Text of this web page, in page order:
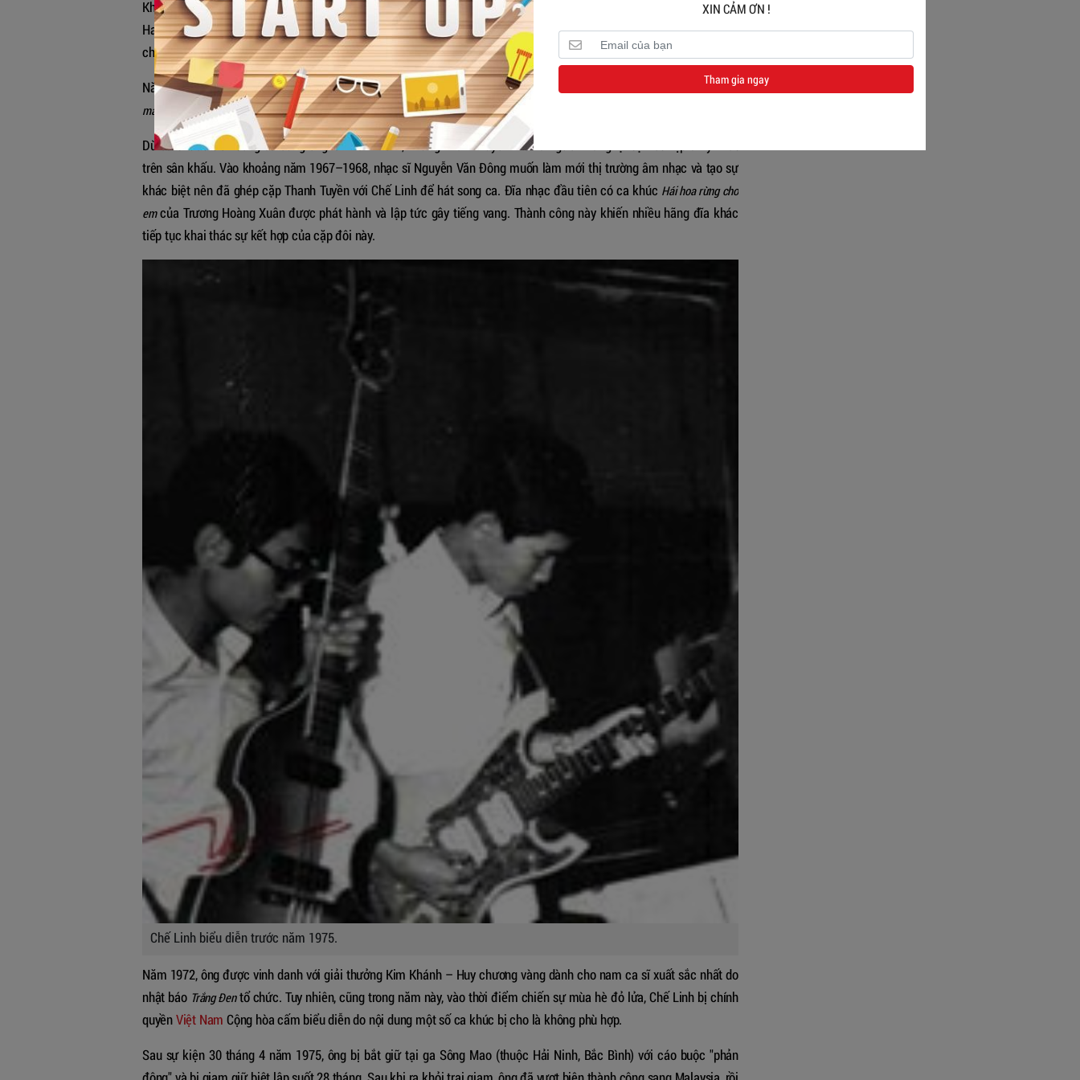
Khoảng một năm sau, Châu Kỳ và Trúc Phương tìm gặp lại Chế Linh, khuyên ông trở về Sài Gòn để tiếp tục sự nghiệp.
Hai nhạc sĩ này đã sáng tác riêng cho ông nhiều ca khúc mang chủ đề người lính, nhưng không gắn liền với một binh
chủng cụ thể, với ca từ mộc mạc, dễ đi vào lòng người.
Năm 1964, Chế Linh ký hợp đồng với hãng đĩa Continental và phát hành đĩa nhựa đầu tiên mang tên
Vùng biển trời và
màu áo em
. Sau đó, ông tiếp tục hợp tác cùng hãng Dĩa Hát Việt Nam.
Dù ca sĩ đầu tiên song ca cùng ông là Thanh Tâm, nhưng Thanh Tuyền mới là người mang lại sự kết hợp ăn ý nhất
trên sân khấu. Vào khoảng năm 1967–1968, nhạc sĩ Nguyễn Văn Đông muốn làm mới thị trường âm nhạc và tạo sự
khác biệt nên đã ghép cặp Thanh Tuyền với Chế Linh để hát song ca. Đĩa nhạc đầu tiên có ca khúc Hái hoa rừng cho
emcủa Trương Hoàng Xuân được phát hành và lập tức gây tiếng vang. Thành công này khiến nhiều hãng đĩa khác
tiếp tục khai thác sự kết hợp của cặp đôi này.
Chế Linh biểu diễn trước năm 1975.
Năm 1972, ông được vinh danh với giải thưởng Kim Khánh – Huy chương vàng dành cho nam ca sĩ xuất sắc nhất do
nhật báo Trắng Đentổ chức. Tuy nhiên, cũng trong năm này, vào thời điểm chiến sự mùa hè đỏ lửa, Chế Linh bị chính
quyềnViệt Nam Cộng hòa cấm biểu diễn do nội dung một số ca khúc bị cho là không phù hợp.
Sau sự kiện 30 tháng 4 năm 1975, ông bị bắt giữ tại ga Sông Mao (thuộc Hải Ninh, Bắc Bình) với cáo buộc "phản
XIN CẢM ƠN !
Tham gia ngay